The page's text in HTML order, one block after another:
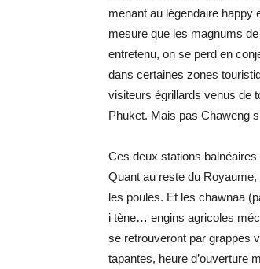
menant au légendaire happy
mesure que les magnums
entretenu, on se perd en
dans certaines zones
visiteurs égrillards venus de
Phuket. Mais pas Chaweng
Ces deux stations
Quant au reste du
les poules. Et les chawnaa
i tène… engins agricoles
se retrouveront par grappes
tapantes, heure d’ouverture